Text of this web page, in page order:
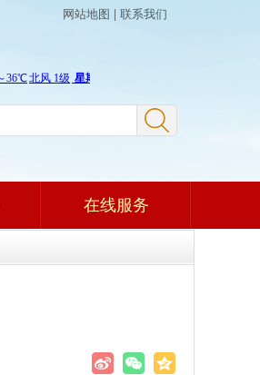
网站地图 联系我们
在线服务